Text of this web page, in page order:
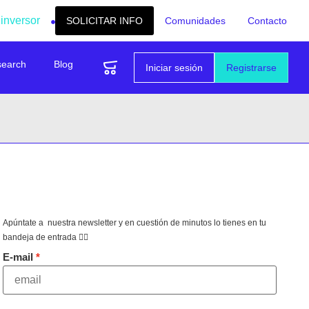
SOLICITAR INFO Comunidades Contacto
Registrarse
Iniciar sesión
Blog
Apúntate a nuestra newsletter y en cuestión de minutos lo tienes en tu
bandeja de entrada 👇🏻
E-mail